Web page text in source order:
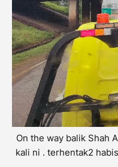
On the way balik Shah
kali ni . terhentak2